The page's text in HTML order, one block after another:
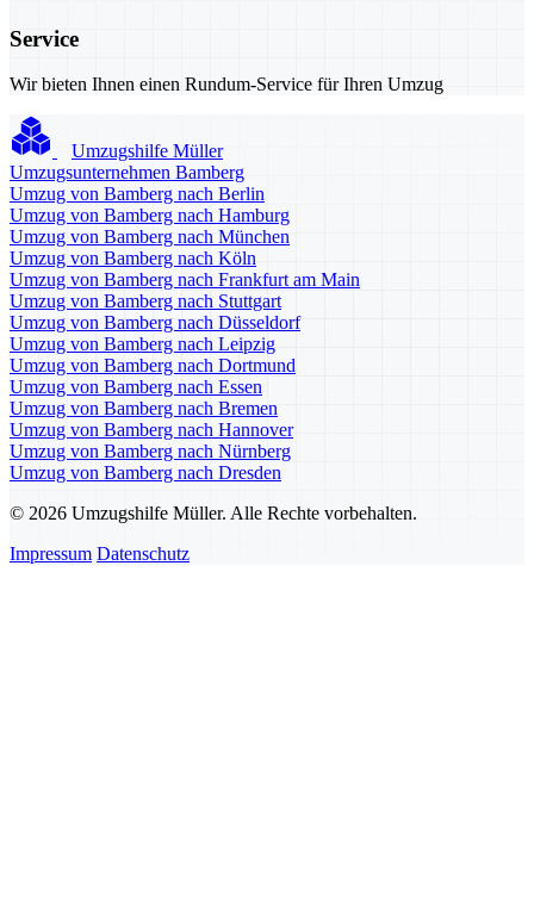
Service
Wir bieten Ihnen einen Rundum-Service für Ihren Umzug
Umzugshilfe Müller
Umzugsunternehmen Bamberg
Umzug von Bamberg nach Berlin
Umzug von Bamberg nach Hamburg
Umzug von Bamberg nach München
Umzug von Bamberg nach Köln
Umzug von Bamberg nach Frankfurt am Main
Umzug von Bamberg nach Stuttgart
Umzug von Bamberg nach Düsseldorf
Umzug von Bamberg nach Leipzig
Umzug von Bamberg nach Dortmund
Umzug von Bamberg nach Essen
Umzug von Bamberg nach Bremen
Umzug von Bamberg nach Hannover
Umzug von Bamberg nach Nürnberg
Umzug von Bamberg nach Dresden
© 2026 Umzugshilfe Müller. Alle Rechte vorbehalten.
Impressum Datenschutz